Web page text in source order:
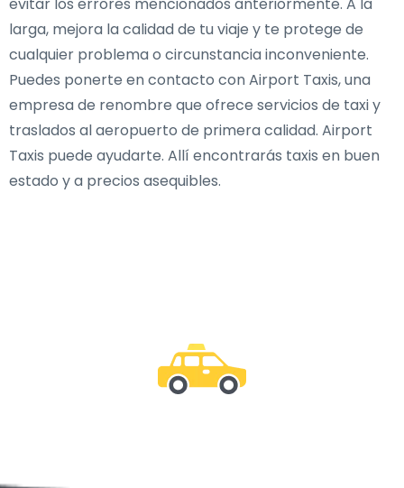
larga, mejora la calidad de tu viaje y te protege de
cualquier problema o circunstancia inconveniente.
Puedes ponerte en contacto con Airport Taxis, una
empresa de renombre que ofrece servicios de taxi y
traslados al aeropuerto de primera calidad. Airport
Taxis puede ayudarte. Allí encontrarás taxis en buen
estado y a precios asequibles.